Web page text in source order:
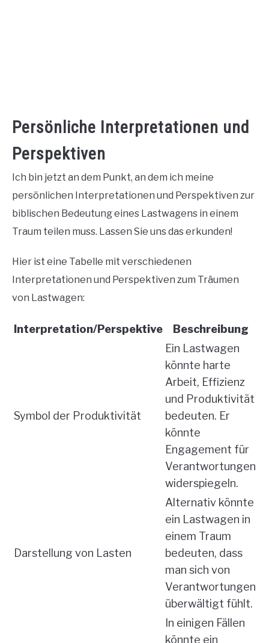
Persönliche Interpretationen und
Perspektiven
Ich bin jetzt an dem Punkt, an dem ich meine
persönlichen Interpretationen und Perspektiven zur
biblischen Bedeutung eines Lastwagens in einem
Traum teilen muss. Lassen Sie uns das erkunden!
Hier ist eine Tabelle mit verschiedenen
Interpretationen und Perspektiven zum Träumen
von Lastwagen:
Interpretation/Perspektive Beschreibung
Symbol der Produktivität
Ein Lastwagen
könnte harte
Arbeit, Effizienz
und Produktivität
bedeuten. Er
könnte
Engagement für
Verantwortungen
widerspiegeln.
Darstellung von Lasten
Alternativ könnte
ein Lastwagen in
einem Traum
bedeuten, dass
man sich von
Verantwortungen
überwältigt fühlt.
In einigen Fällen
könnte ein